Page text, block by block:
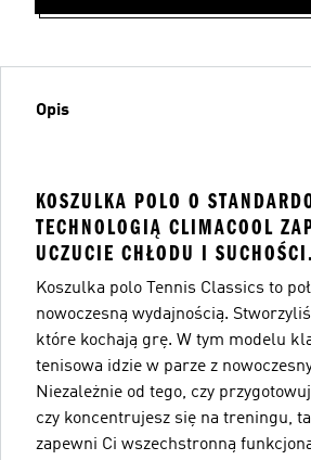
Opis
KOSZULKA POLO O
TECHNOLOGIĄ CLIMACOOL
UCZUCIE CHŁODU I SUCHOŚCI.
Koszulka polo Tennis Classics to
nowoczesną wydajnością.
które kochają grę. W tym modelu
tenisowa idzie w parze z
Niezależnie od tego, czy
czy koncentrujesz się na treningu,
zapewni Ci wszechstronną